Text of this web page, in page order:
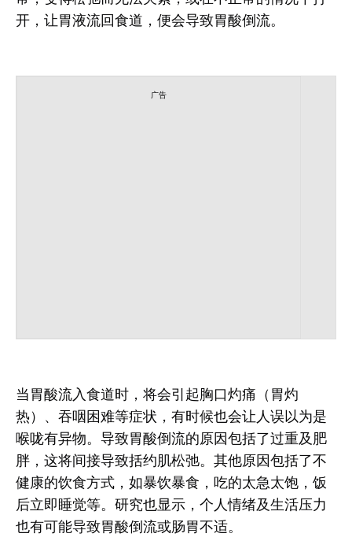
开，让胃液流回食道，便会导致胃酸倒流。
广告
当胃酸流入食道时，将会引起胸口灼痛（胃灼
热）、吞咽困难等症状，有时候也会让人误以为是
喉咙有异物。导致胃酸倒流的原因包括了过重及肥
胖，这将间接导致括约肌松弛。其他原因包括了不
健康的饮食方式，如暴饮暴食，吃的太急太饱，饭
后立即睡觉等。研究也显示，个人情绪及生活压力
也有可能导致胃酸倒流或肠胃不适。